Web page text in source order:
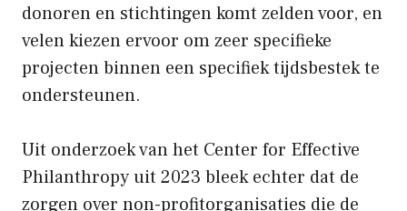
donoren en stichtingen komt zelden voor, en
velen kiezen ervoor om zeer specifieke
projecten binnen een specifiek tijdsbestek te
ondersteunen.
Uit onderzoek van het Center for Effective
Philanthropy uit 2023 bleek echter dat de
zorgen over non-profitorganisaties die de